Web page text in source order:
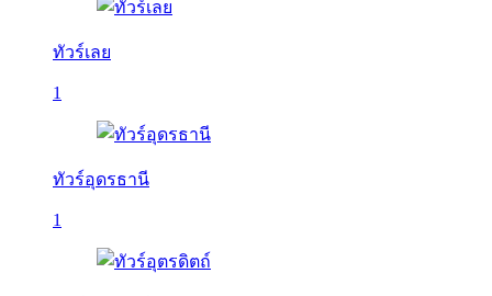
ทัวร์เลย
1
ทัวร์อุดรธานี
1